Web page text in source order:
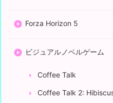
Forza Horizon 5
ビジュアルノベルゲーム
Coffee Talk
Coffee Talk 2: